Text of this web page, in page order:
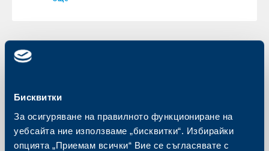
Бисквитки
За осигуряване на правилното функциониране на
уебсайта ние използваме „бисквитки“. Избирайки
опцията „Приемам всички“ Вие се съгласявате с
Момчил Андреев е новият
председател на Управителния
Съвет на Райфайзенбанк България
ЕАД